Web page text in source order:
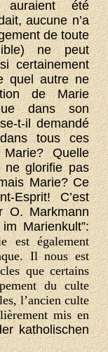
été
aucune n’a
de toute
ne peut
certainement
quel autre ne
de Marie
dans son
t-il demandé
tous ces
Quelle
ne glorifie pas
Marie? Ce
Esprit! C’est
O. Markmann
Marienkult”:
est également
Il nous est
que certains
du culte
l’ancien culte
mis en
katholischen